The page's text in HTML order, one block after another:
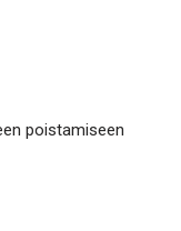
poistamiseen